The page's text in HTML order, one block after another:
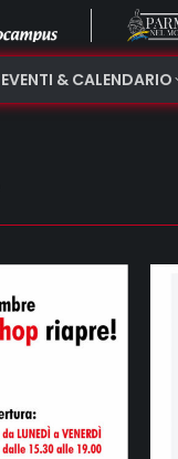
EVENTI & CALENDARIO